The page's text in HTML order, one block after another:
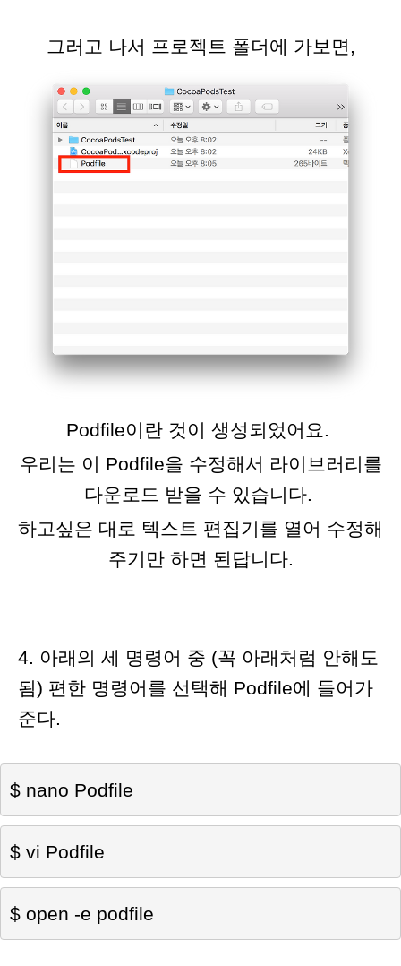
그러고 나서 프로젝트 폴더에 가보면,
Podfile이란 것이 생성되었어요.
우리는 이 Podfile을 수정해서 라이브러리를
다운로드 받을 수 있습니다.
하고싶은 대로 텍스트 편집기를 열어 수정해
주기만 하면 된답니다.
4. 아래의 세 명령어 중 (꼭 아래처럼 안해도
됨) 편한 명령어를 선택해 Podfile에 들어가
준다.
$ nano Podfile
$ vi Podfile
$ open -e podfile